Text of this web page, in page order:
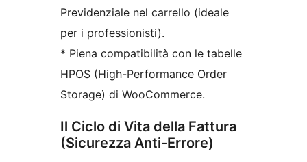
Previdenziale nel carrello (ideale
per i professionisti).
* Piena compatibilità con le tabelle
HPOS (High-Performance Order
Storage) di WooCommerce.
Il Ciclo di Vita della Fattura
(Sicurezza Anti-Errore)